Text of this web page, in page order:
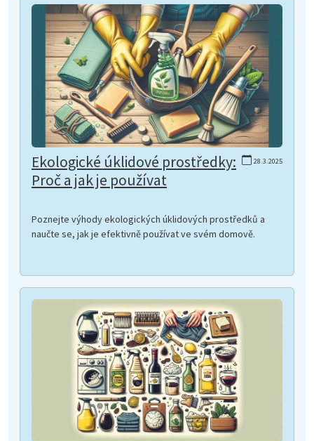
28.3.2025
Ekologické úklidové prostředky:
Proč a jak je používat
Poznejte výhody ekologických úklidových prostředků a
naučte se, jak je efektivně používat ve svém domově.